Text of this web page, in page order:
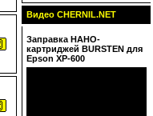
Видео CHERNIL.NET
Заправка НАНО-
картриджей BURSTEN для
Epson XP-600